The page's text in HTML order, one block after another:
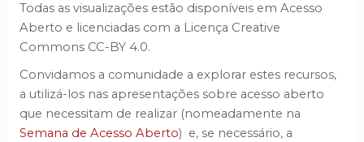
Todas as visualizações estão disponíveis em Acesso
Aberto e licenciadas com a Licença Creative
Commons CC-BY 4.0.
Convidamos a comunidade a explorar estes recursos,
a utilizá-los nas apresentações sobre acesso aberto
que necessitam de realizar (nomeadamente na
Semana de Acesso Aberto) e, se necessário, a